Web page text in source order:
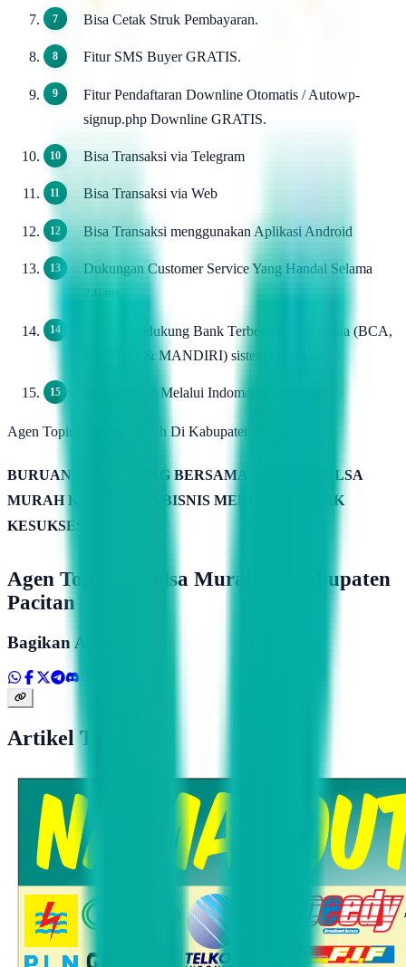
Bisa Cetak Struk Pembayaran.
Fitur SMS Buyer GRATIS.
Fitur Pendaftaran Downline Otomatis / Autowp-
signup.php Downline GRATIS.
Bisa Transaksi via Telegram
Bisa Transaksi via Web
Bisa Transaksi menggunakan Aplikasi Android
Dukungan Customer Service Yang Handal Selama
24jam.
Deposit Didukung Bank Terbesar di Indonesia (BCA,
BNI, BRI & MANDIRI) sistem Otomatis.
Bisa Deposit Melalui Indomaret / Alfamart.
Agen Topindo Pulsa Murah Di Kabupaten Pacitan
BURUAN BERGABUNG BERSAMA SERVER PULSA
MURAH KAMIMITRA BISNIS MENUJU PUNCAK
KESUKSESAN
Agen Topindo Pulsa Murah Di Kabupaten
Pacitan
Bagikan Artikel
Artikel Terkait